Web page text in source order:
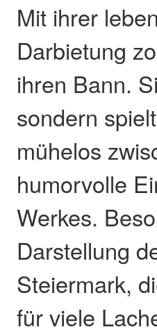
Mit ihrer
Darbietung
ihren Bann.
sondern
mühelos
humorvolle
Werkes.
Darstellung
Steiermark,
für viele